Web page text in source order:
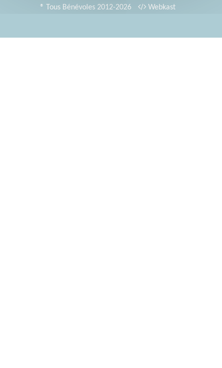
® Tous Bénévoles 2012-2026
Webkast